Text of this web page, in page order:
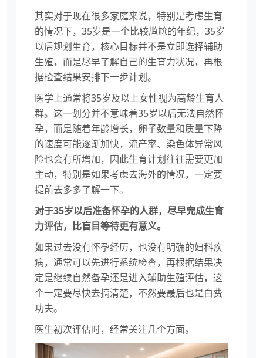
其实对于现在很多家庭来说，特别是考虑生育
的情况下，35岁是一个比较尴尬的年纪，35岁
以后规划生育，核心目标并不是立即选择辅助
生殖，而是尽早了解自己的生育力状况，再根
据检查结果安排下一步计划。
医学上通常将35岁及以上女性视为高龄生育人
群。这一划分并不意味着35岁以后无法自然怀
孕，而是随着年龄增长，卵子数量和质量下降
的速度可能逐渐加快，流产率、染色体异常风
险也会有所增加，因此生育计划往往需要更加
主动，特别是如果考虑去海外的情况，一定要
提前去多多了解一下。
对于35岁以后准备怀孕的人群，尽早完成生育
力评估，比盲目等待更有意义。
如果过去没有怀孕经历，也没有明确的妇科疾
病，通常可以先进行系统检查，再根据结果决
定是继续自然备孕还是进入辅助生殖评估，这
个一定要尽快去搞清楚，不然要最后也是白费
功夫。
医生初次评估时，经常关注几个方面。